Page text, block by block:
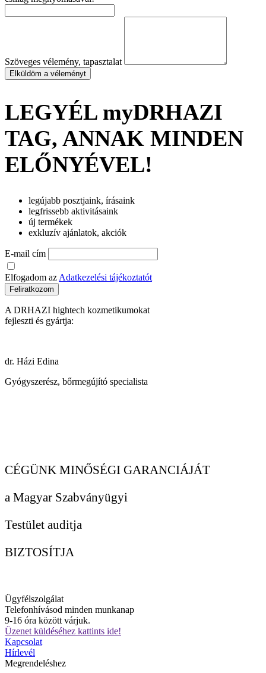
Szöveges vélemény, tapasztalat
Elküldöm a véleményt
LEGYÉL myDRHAZI
TAG, ANNAK MINDEN
ELŐNYÉVEL!
legújabb posztjaink, írásaink
legfrissebb aktivitásaink
új termékek
exkluzív ajánlatok, akciók
E-mail cím
Elfogadom az Adatkezelési tájékoztatót
Feliratkozom
A DRHAZI hightech kozmetikumokat
fejleszti és gyártja:
dr. Házi Edina
Gyógyszerész, bőrmegújító specialista
CÉGÜNK MINŐSÉGI GARANCIÁJÁT
a Magyar Szabványügyi
Testület auditja
BIZTOSÍTJA
Ügyfélszolgálat
Telefonhívásod minden munkanap
9-16 óra között várjuk.
Üzenet küldéséhez kattints ide!
Kapcsolat
Hírlevél
Megrendeléshez